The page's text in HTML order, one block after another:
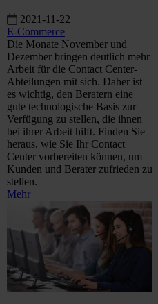
2021-11-22
E-Commerce
Die Monate November und
Dezember bringen deutlich mehr
Arbeit für die Contact Center-
Abteilungen mit sich. Daher ist
es wichtig, den Beratern eine
gute technologische Basis zur
Verfügung zu stellen, die ihnen
bei ihrer Arbeit hilft. Finden Sie
heraus, wie Sie Ihr Contact
Center vorbereiten können, um
Kunden und Berater zufrieden zu
stellen.
Mehr